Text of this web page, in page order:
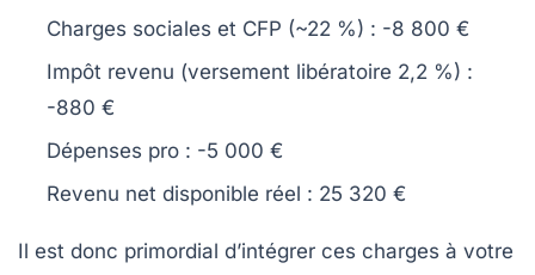
Charges sociales et CFP (~22 %) : -8 800 €
Impôt revenu (versement libératoire 2,2 %) :
-880 €
Dépenses pro : -5 000 €
Revenu net disponible réel : 25 320 €
Il est donc primordial d’intégrer ces charges à votre